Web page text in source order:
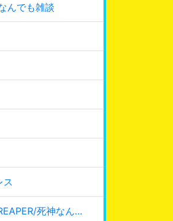
んでも雑談
ス
(DON'T FEAR) THE REAPER/死神なんて怖くない